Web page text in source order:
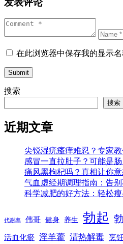
发表评论
在此浏览器中保存我的显示
Submit
搜索
搜索
近期文章
尖锐湿疣瘙痒难忍？专家
感冒一直拉肚子？可能是
痛风黑枸杞吗？真相让你意
气血虚经期调理指南：告
科学减肥的好方法：轻松
代谢率 伟哥 健身 养生 勃起
活血化瘀 淫羊藿 清热解毒 烹